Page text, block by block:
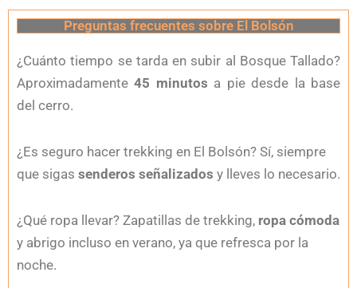
Preguntas frecuentes sobre El Bolsón
¿Cuánto tiempo se tarda en subir al Bosque Tallado?
Aproximadamente45 minutos a pie desde la base
del cerro.
¿Es seguro hacer trekking en El Bolsón? Sí, siempre
que sigas senderos señalizados y lleves lo necesario.
¿Qué ropa llevar? Zapatillas de trekking, ropa cómoda
y abrigo incluso en verano, ya que refresca por la
noche.